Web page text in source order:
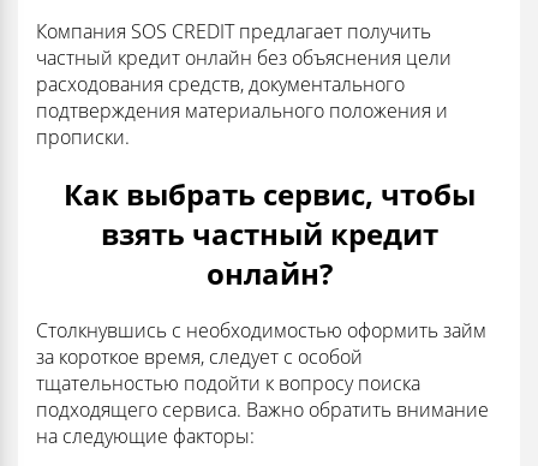
Компания SOS CREDIT предлагает получить
частный кредит онлайн без объяснения цели
расходования средств, документального
подтверждения материального положения и
прописки.
Как выбрать сервис, чтобы
взять частный кредит
онлайн?
Столкнувшись с необходимостью оформить займ
за короткое время, следует с особой
тщательностью подойти к вопросу поиска
подходящего сервиса. Важно обратить внимание
на следующие факторы: